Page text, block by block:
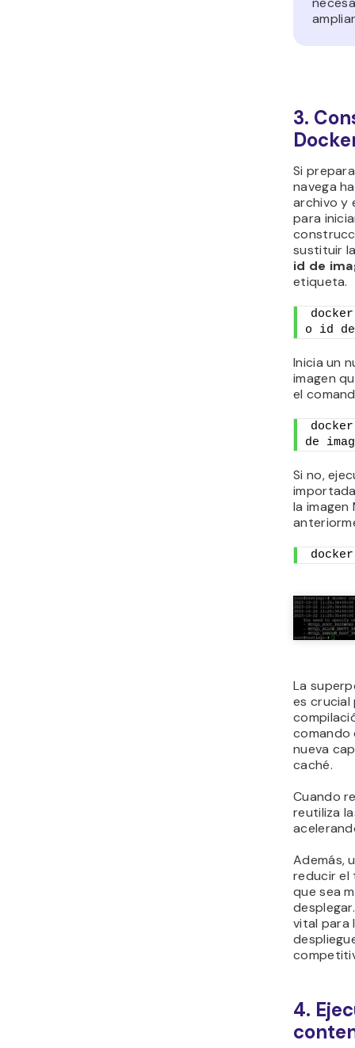
3.
Si
navega
archivo y
para
sustituir
id de
etiqueta.
o id de
Inicia un
imagen
el
de
Si no,
la imagen
La
es
comando
nueva
caché.
Cuando
reutiliza
Además,
reducir el
que sea
vital para
4.